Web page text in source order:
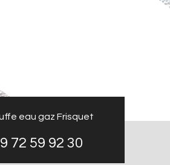
eau gaz Frisquet
72 59 92 30